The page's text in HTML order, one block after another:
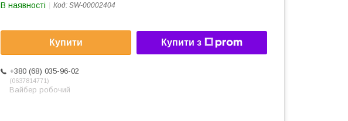
В наявності Код: SW-00002404
Купити Купити з
+380 (68) 035-96-02
0637814771
Вайбер робочий